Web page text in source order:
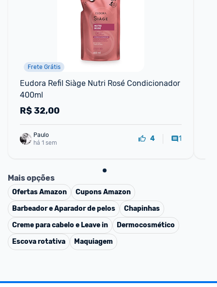
Frete Grátis
Eudora Refil Siàge Nutri Rosé Condicionador
400ml
R$32,00
Paulo
há 1 sem
4 1
Mais opções
OfertasAmazon CuponsAmazon
Barbeador e Aparador de pelos
Chapinhas
Creme para cabelo e Leave in
Dermocosmético
Escova rotativa
Maquiagem